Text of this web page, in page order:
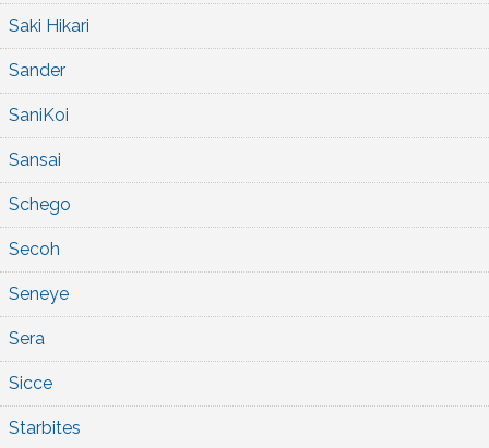
Saki Hikari
Sander
SaniKoi
Sansai
Schego
Secoh
Seneye
Sera
Sicce
Starbites